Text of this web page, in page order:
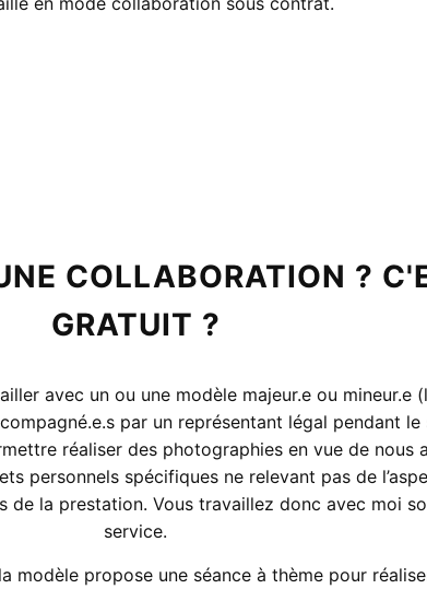
COLLABORATION ?
GRATUIT ?
avec un ou une modèle majeur.e ou mineur.e
par un représentant légal pendant le
réaliser des photographies en vue de nous
personnels spécifiques ne relevant pas de
de la prestation. Vous travaillez donc avec moi
service.
modèle propose une séance à thème pour